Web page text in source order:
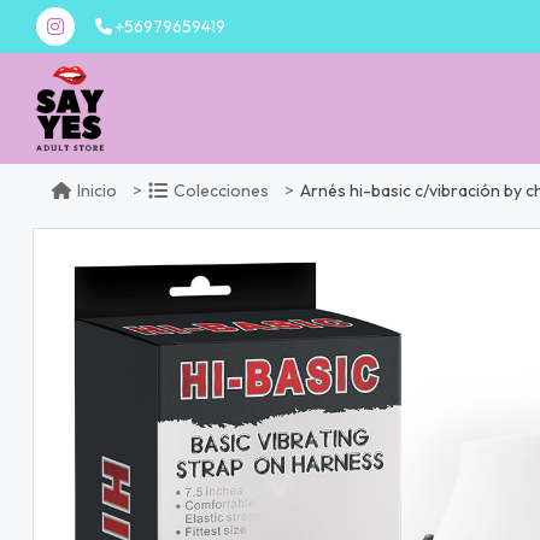
+56979659419
Inicio Colecciones Arnés hi-basic c/vibración by